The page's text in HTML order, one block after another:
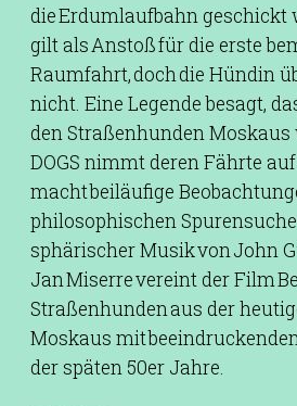
die Erdumlaufbahn geschickt
gilt als Anstoß für die erste
Raumfahrt, doch die Hündin
nicht. Eine Legende besagt,
den Straßenhunden Moskaus
DOGS nimmt deren Fährte
macht beiläufige
philosophischen
sphärischer Musik von John
Jan Miserre vereint der Film
Straßenhunden aus der
Moskaus mit
der späten 50er Jahre.